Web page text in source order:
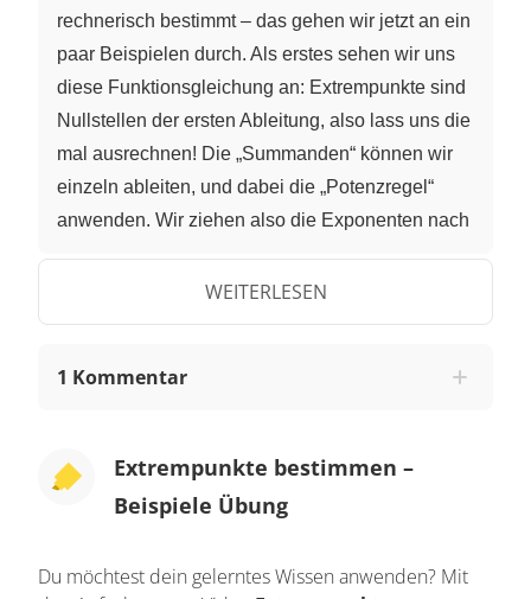
rechnerisch bestimmt – das gehen wir jetzt an ein
paar Beispielen durch. Als erstes sehen wir uns
diese Funktionsgleichung an: Extrempunkte sind
Nullstellen der ersten Ableitung, also lass uns die
mal ausrechnen! Die „Summanden“ können wir
einzeln ableiten, und dabei die „Potenzregel“
anwenden. Wir ziehen also die Exponenten nach
erste Ableitung. Jetzt setzen wir „F-Strich von x“
gleich Null, um die Nullstellen zu berechnen.
oder der allgemeinen quadratischen
Eins gleich Ein-Drittel“ und „x-Zwei gleich Minus-
Eins“. Nur diese zwei Stellen kommen als
Das wollen wir nun überprüfen. Dazu bilden wir
WEITERLESEN
1 Kommentar
Extrempunkte bestimmen –
Beispiele Übung
Du möchtest dein gelerntes Wissen anwenden? Mit